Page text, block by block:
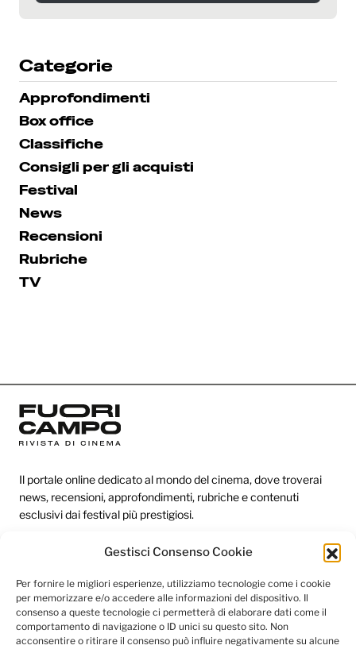
Gestisci Consenso Cookie
Per fornire le migliori esperienze, utilizziamo tecnologie come i cookie
per memorizzare e/o accedere alle informazioni del dispositivo. Il
consenso a queste tecnologie ci permetterà di elaborare dati come il
comportamento di navigazione o ID unici su questo sito. Non
acconsentire o ritirare il consenso può influire negativamente su alcune
SEGUICI SU INSTAGRAM
Categorie
Approfondimenti
Box office
Classifiche
Consigli per gli acquisti
Festival
News
Recensioni
Rubriche
TV
Il portale online dedicato al mondo del cinema, dove troverai
news, recensioni, approfondimenti, rubriche e contenuti
esclusivi dai festival più prestigiosi.
Redazione
Categorie
Link utili